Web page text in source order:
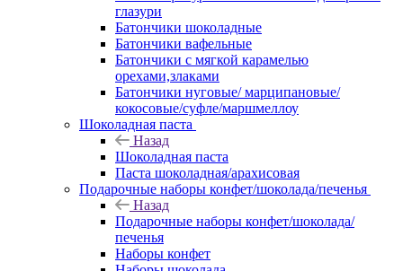
глазури
Батончики шоколадные
Батончики вафельные
Батончики с мягкой карамелью
орехами,злаками
Батончики нуговые/ марципановые/
кокосовые/суфле/маршмеллоу
Шоколадная паста
Назад
Шоколадная паста
Паста шоколадная/арахисовая
Подарочные наборы конфет/шоколада/печенья
Назад
Подарочные наборы конфет/шоколада/
печенья
Наборы конфет